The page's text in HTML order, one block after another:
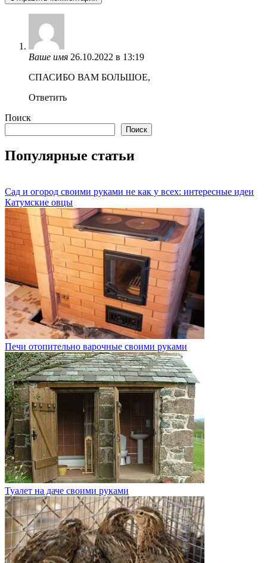
Ваше имя 26.10.2022 в 13:19
СПАСИБО ВАМ БОЛЬШОЕ,
Ответить
Поиск
Поиск
Популярные статьи
Сад и огород своими руками не как у всех: интересные идеи
Катумские овцы
Печи отопительно варочные своими руками
Туалет на даче своими руками